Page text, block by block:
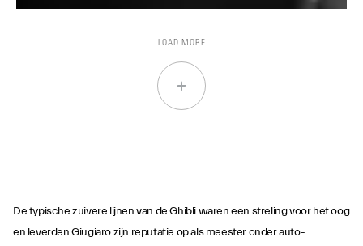
LOAD MORE
De typische zuivere lijnen van de Ghibli waren een streling voor het oog
en leverden Giugiaro zijn reputatie op als meester onder auto-